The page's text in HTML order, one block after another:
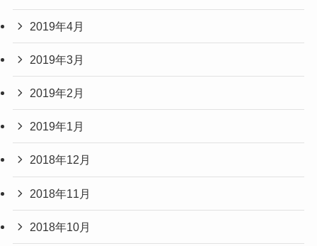
2019年4月
2019年3月
2019年2月
2019年1月
2018年12月
2018年11月
2018年10月